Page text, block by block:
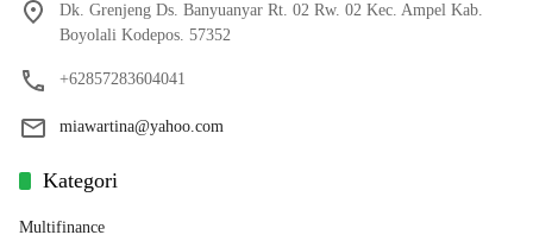
Dk. Grenjeng Ds. Banyuanyar Rt. 02 Rw. 02 Kec. Ampel Kab.
Boyolali Kodepos. 57352
+62857283604041
miawartina@yahoo.com
Kategori
Multifinance